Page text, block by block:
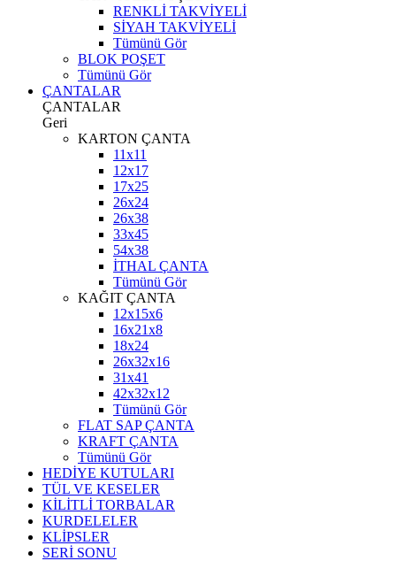
RENKLİ TAKVİYELİ
SİYAH TAKVİYELİ
Tümünü Gör
BLOK POŞET
Tümünü Gör
ÇANTALAR
ÇANTALAR
Geri
KARTON ÇANTA
11x11
12x17
17x25
26x24
26x38
33x45
54x38
İTHAL ÇANTA
Tümünü Gör
KAĞIT ÇANTA
12x15x6
16x21x8
18x24
26x32x16
31x41
42x32x12
Tümünü Gör
FLAT SAP ÇANTA
KRAFT ÇANTA
Tümünü Gör
HEDİYE KUTULARI
TÜL VE KESELER
KİLİTLİ TORBALAR
KURDELELER
KLİPSLER
SERİ SONU